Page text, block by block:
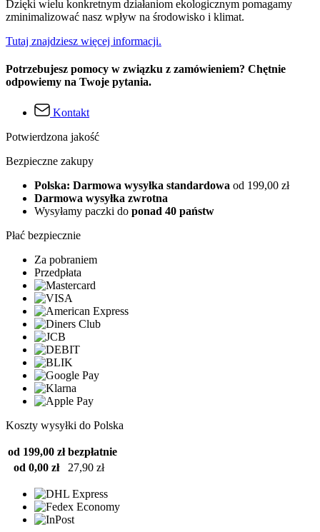
Dzięki wielu konkretnym działaniom ekologicznym pomagamy
zminimalizować nasz wpływ na środowisko i klimat.
Tutaj znajdziesz więcej informacji.
Potrzebujesz pomocy w związku z zamówieniem? Chętnie
odpowiemy na Twoje pytania.
Kontakt
Potwierdzona jakość
Bezpieczne zakupy
Polska: Darmowa wysyłka standardowa od 199,00 zł
Darmowa wysyłka zwrotna
Wysyłamy paczki do ponad 40 państw
Płać bezpiecznie
Za pobraniem
Przedpłata
Koszty wysyłki do Polska
od 199,00 zł bezpłatnie
od 0,00 zł
27,90 zł